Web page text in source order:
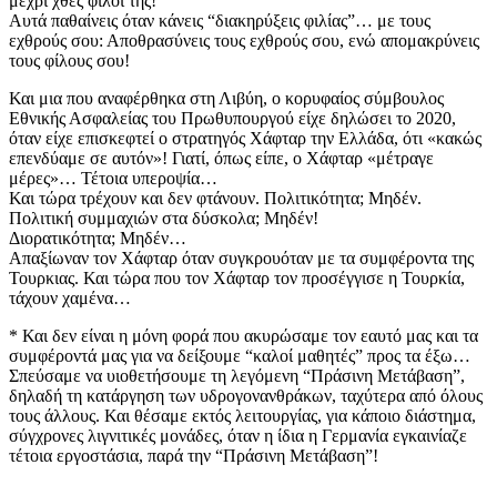
​Αυτά παθαίνεις όταν κάνεις “διακηρύξεις φιλίας”… με τους
εχθρούς σου: ​Αποθρασύνεις τους εχθρούς σου, ενώ απομακρύνεις
τους φίλους σου!
​Και μια που αναφέρθηκα στη Λιβύη, ο κορυφαίος σύμβουλος
Εθνικής Ασφαλείας του Πρωθυπουργού είχε δηλώσει το 2020,
όταν είχε επισκεφτεί ο στρατηγός Χάφταρ την Ελλάδα, ότι «κακώς
επενδύαμε σε αυτόν»! Γιατί, όπως είπε, ο Χάφταρ «μέτραγε
μέρες»… Τέτοια υπεροψία…
Και τώρα τρέχουν και δεν φτάνουν. Πολιτικότητα; Μηδέν.
Πολιτική συμμαχιών στα δύσκολα; Μηδέν!
Διορατικότητα; Μηδέν…
Απαξίωναν τον Χάφταρ όταν συγκρουόταν με τα συμφέροντα της
Τουρκιας. Και τώρα που τον Χάφταρ τον προσέγγισε η Τουρκία,
τάχουν χαμένα…
​* Και δεν είναι η μόνη φορά που ακυρώσαμε τον εαυτό μας και τα
συμφέροντά μας για να δείξουμε “καλοί μαθητές” προς τα έξω…
​Σπεύσαμε να υιοθετήσουμε τη λεγόμενη “Πράσινη Μετάβαση”,
δηλαδή τη κατάργηση των υδρογονανθράκων, ταχύτερα από όλους
τους άλλους. Και θέσαμε εκτός λειτουργίας, για κάποιο διάστημα,
σύγχρονες λιγνιτικές μονάδες, όταν η ίδια η Γερμανία εγκαινίαζε
τέτοια εργοστάσια, παρά την “Πράσινη Μετάβαση”!